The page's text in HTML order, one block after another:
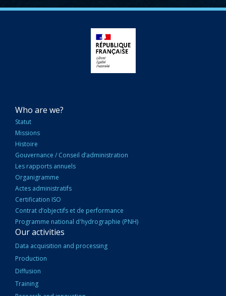
NAVIGATION
PRINCIPALE
Who are we?
Statut
Missions
Histoire
Gouvernance / Conseil d’administration
Les rapports annuels
Organigramme
Actes administratifs
Certification ISO
Contrat d’objectifs et de performance
Programme national d'hydrographie (PNH)
Our activities
Data acquisition and processing
Production
Diffusion
Training